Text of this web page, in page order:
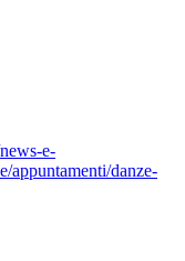
e-
appuntamenti/danze-